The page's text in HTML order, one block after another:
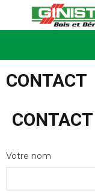
au
contenu
CONTACT
CONTACT
Votre nom